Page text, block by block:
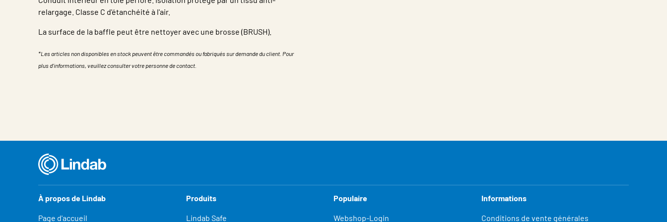
relargage. Classe C d'étanchéité à l'air.
La surface de la baffle peut être nettoyer avec une brosse (BRUSH).
*Les articles non disponibles en stock peuvent être commandés ou fabriqués sur demande du client. Pour
plus d'informations, veuillez consulter votre personne de contact.
À propos de Lindab
Page d'accueil
Produits
Lindab Safe
Populaire
Webshop-Login
Informations
Conditions de vente générales